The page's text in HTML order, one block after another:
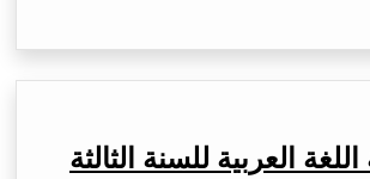
العربية للسنة الثالثة